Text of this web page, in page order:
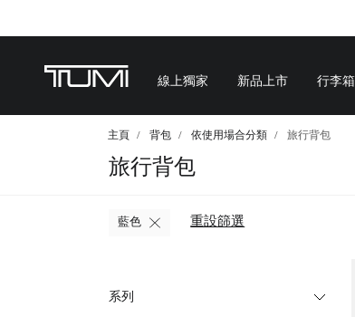
線上獨家 新品上市 行李箱
主頁 背包 依使用場合分類 旅行背包
旅行背包
重設篩選
藍色
系列